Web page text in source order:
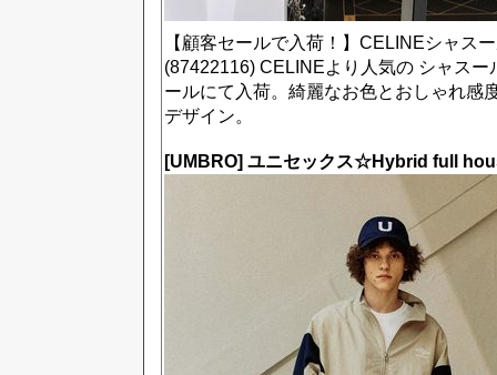
【顧客セールで入荷！】CELINEシャス
(87422116) CELINEより人気の シャスー
ールにて入荷。綺麗なお色とおしゃれ感
デザイン。
[UMBRO] ユニセックス☆Hybrid full